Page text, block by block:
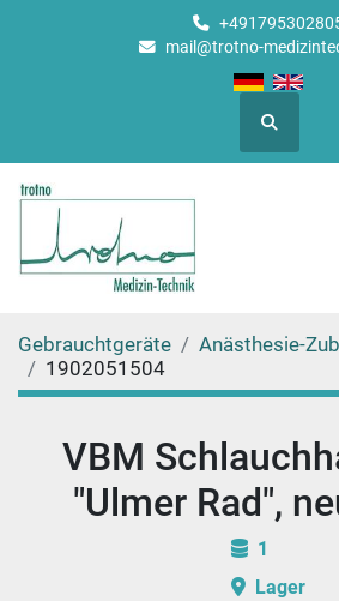
mail@trotno-
Suche
Gebrauchtgeräte
Anästhesie-
1902051504
VBM
"Ulmer Rad",
1
Lager